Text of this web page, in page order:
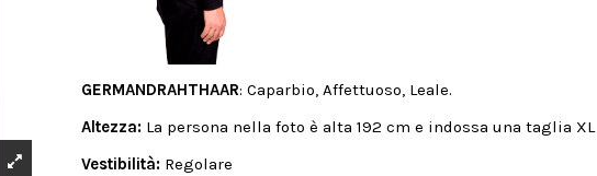
GERMANDRAHTHAAR: Caparbio, Affettuoso, Leale.
Altezza: La persona nella foto è alta 192 cm e indossa una taglia XL
Vestibilità: Regolare